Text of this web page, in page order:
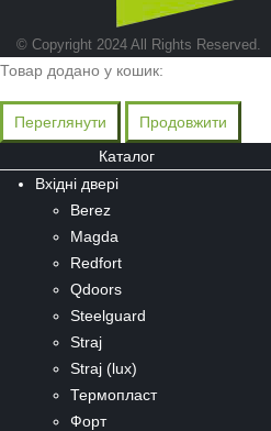
© Copyright 2024 All Rights Reserved.
Товар додано у кошик:
Переглянути
Продовжити
Каталог
Вхідні двері
Berez
Magda
Redfort
Qdoors
Steelguard
Straj
Straj (lux)
Термопласт
Форт